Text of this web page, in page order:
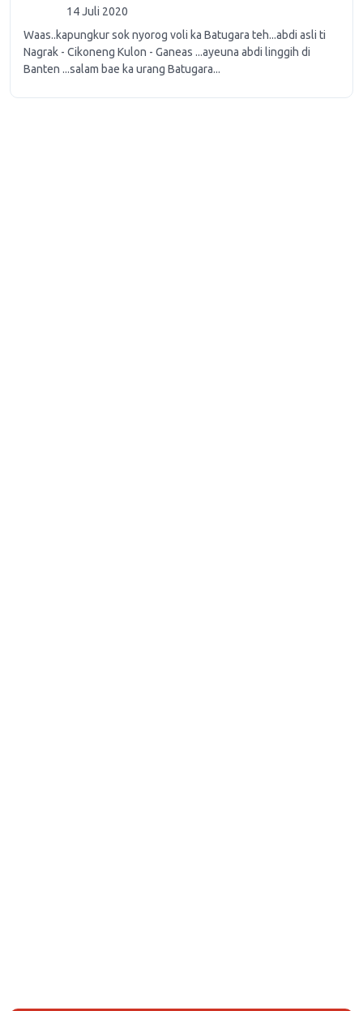
14 Juli 2020
Waas..kapungkur sok nyorog voli ka Batugara teh...abdi asli ti
Nagrak - Cikoneng Kulon - Ganeas ...ayeuna abdi linggih di
Banten ...salam bae ka urang Batugara...